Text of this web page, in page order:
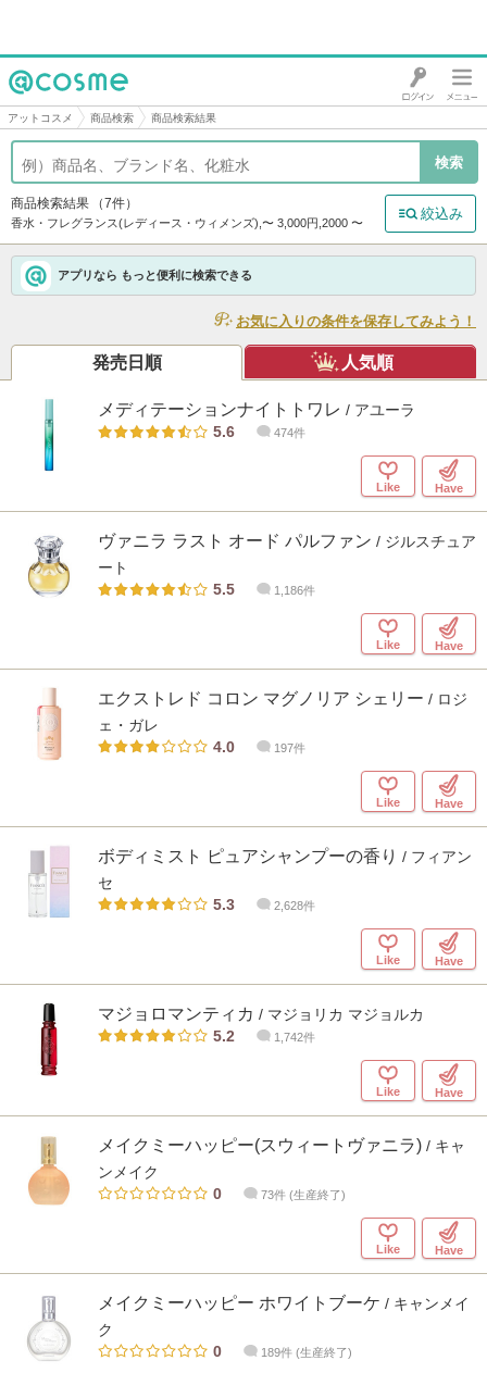
@cosme
アットコスメ 商品検索 商品検索結果
商品検索結果 （7件）
香水・フレグランス(レディース・ウィメンズ),〜 3,000円,2000 〜
絞込み
アプリなら もっと便利に検索できる
お気に入りの条件を保存してみよう！
発売日順 人気順
メディテーションナイトトワレ / アユーラ
5.6
474件
Like Have
ヴァニラ ラスト オード パルファン / ジルスチュア
ート
5.5
1,186件
Like Have
エクストレド コロン マグノリア シェリー / ロジ
ェ・ガレ
4.0
197件
Like Have
ボディミスト ピュアシャンプーの香り / フィアン
セ
5.3
2,628件
Like Have
マジョロマンティカ / マジョリカ マジョルカ
5.2
1,742件
Like Have
メイクミーハッピー(スウィートヴァニラ) / キャ
ンメイク
0
73件 (生産終了)
Like Have
メイクミーハッピー ホワイトブーケ / キャンメイ
ク
0
189件 (生産終了)